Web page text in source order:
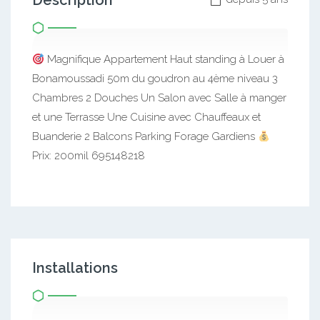
Magnifique Appartement Haut standing à Louer à
Bonamoussadi 50m du goudron au 4ème niveau 3
Chambres 2 Douches Un Salon avec Salle à manger
et une Terrasse Une Cuisine avec Chauffeaux et
Buanderie 2 Balcons Parking Forage Gardiens
Prix: 200mil 695148218
Installations